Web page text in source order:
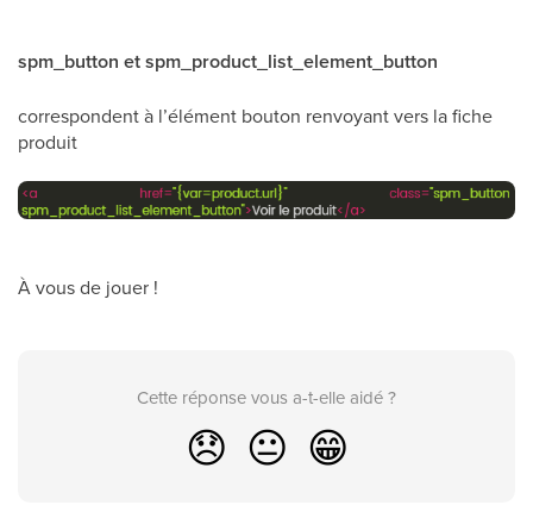
spm_button et spm_product_list_element_button
correspondent à l’élément bouton renvoyant vers la fiche
produit
À vous de jouer !
Cette réponse vous a-t-elle aidé ?
😞 😐 😁